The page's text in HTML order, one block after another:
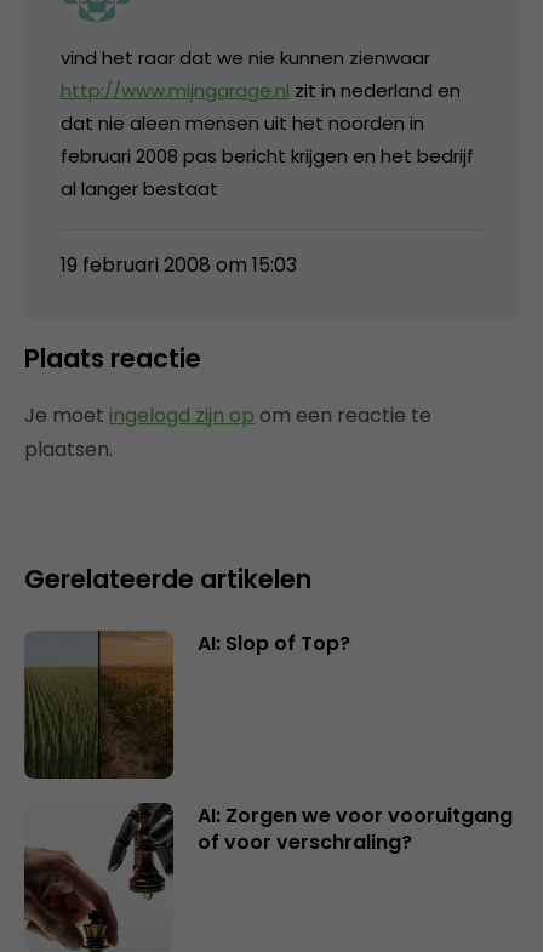
vind het raar dat we nie kunnen zienwaar
http://www.mijngarage.nl zit in nederland en
dat nie aleen mensen uit het noorden in
februari 2008 pas bericht krijgen en het bedrijf
al langer bestaat
19 februari 2008 om 15:03
Plaats reactie
Je moet ingelogd zijn op om een reactie te
plaatsen.
Gerelateerde artikelen
AI: Slop of Top?
AI: Zorgen we voor vooruitgang
of voor verschraling?